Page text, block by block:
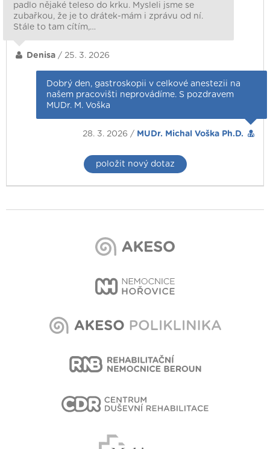
padlo nějaké teleso do krku. Mysleli jsme se
zubařkou, že je to drátek-mám i zprávu od ní.
Stále to tam cítím,…
Denisa / 25. 3. 2026
Dobrý den, gastroskopii v celkové anestezii na
našem pracovišti neprovádíme. S pozdravem
MUDr. M. Voška
28. 3. 2026 / MUDr. Michal Voška Ph.D.
položit nový dotaz